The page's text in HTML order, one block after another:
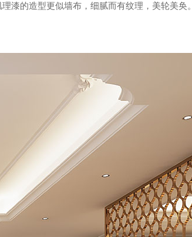
漆的造型更似墙布，细腻而有纹理，美轮美奂。